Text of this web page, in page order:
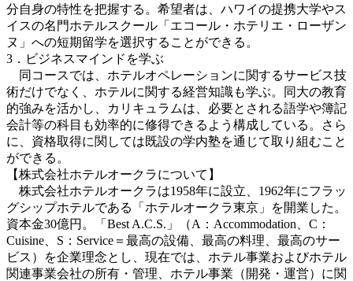
分自身の特性を把握する。希望者は、ハワイの提携大学やス
イスの名門ホテルスクール「エコール・ホテリエ・ローザン
ヌ」への短期留学を選択することができる。
3．ビジネスマインドを学ぶ
同コースでは、ホテルオペレーションに関するサービス技
術だけでなく、ホテルに関する経営知識も学ぶ。同大の教育
的強みを活かし、カリキュラムは、必要とされる語学や簿記
会計等の科目も効率的に修得できるよう構成している。さら
に、資格取得に関しては既設の学内塾を通じて取り組むこと
ができる。
【株式会社ホテルオークラについて】
株式会社ホテルオークラは1958年に設立、1962年にフラッ
グシップホテルである「ホテルオークラ東京」を開業した。
資本金30億円。「Best A.C.S.」（A：Accommodation、C：
Cuisine、S：Service＝最高の設備、最高の料理、最高のサー
ビス）を企業理念とし、現在では、ホテル事業およびホテル
関連事業会社の所有・管理、ホテル事業（開発・運営）に関